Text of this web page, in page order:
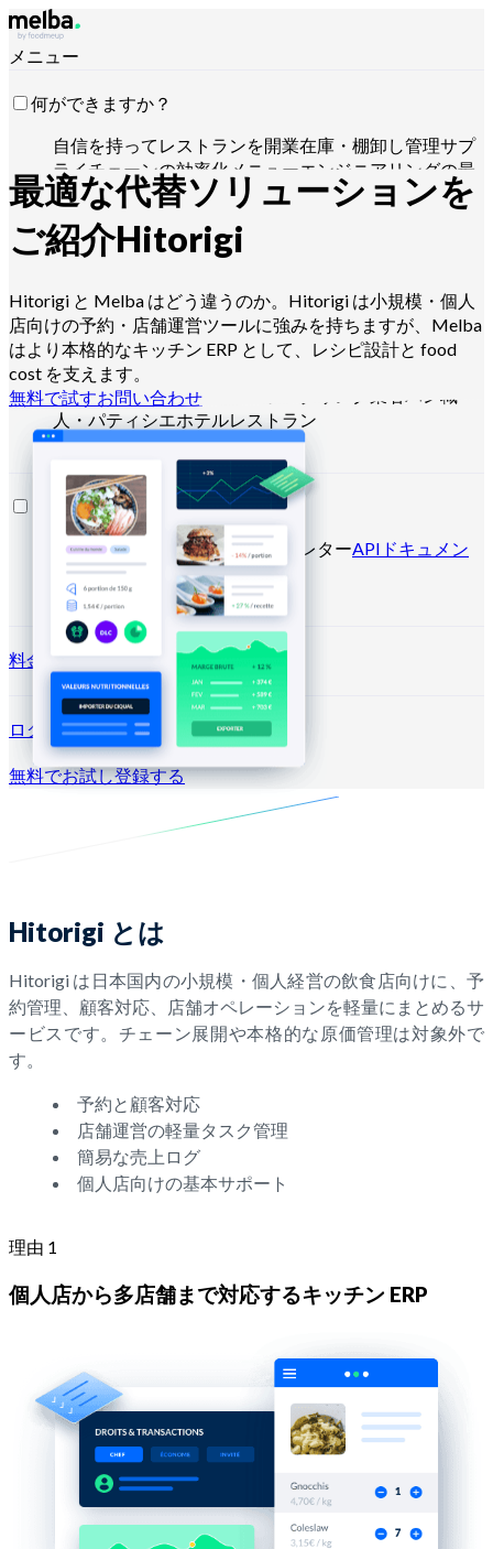
メニュー
何ができますか？
自信を持ってレストランを開業在庫・棚卸し管理サプ
ライチェーンの効率化 メニューエンジニアリングの最
適化食材原価の削減食品生産のスケジュール管理
HACCP要件への準拠
ChatGPT・APIで操作
誰向けですか？
チェーン・大手グループ
キッチンゴーストキッチン
パン職
人・パティシエホテルレストラン
リソース
ブログヘルプセンター ニュースレターAPIドキュメン
トMCPドキュメント
料金プラン
ログイン →
無料でお試し登録する
最適な代替ソリューションを
ご紹介Hitorigi
Hitorigi と Melba はどう違うのか。Hitorigi は小規模・個人
店向けの予約・店舗運営ツールに強みを持ちますが、Melba
はより本格的なキッチン ERP として、レシピ設計と food
cost を支えます。
無料で試すお問い合わせ
Hitorigi とは
Hitorigi は日本国内の小規模・個人経営の飲食店向けに、予
約管理、顧客対応、店舗オペレーションを軽量にまとめるサ
ービスです。チェーン展開や本格的な原価管理は対象外で
す。
予約と顧客対応
店舗運営の軽量タスク管理
簡易な売上ログ
個人店向けの基本サポート
理由 1
個人店から多店舗まで対応するキッチン ERP